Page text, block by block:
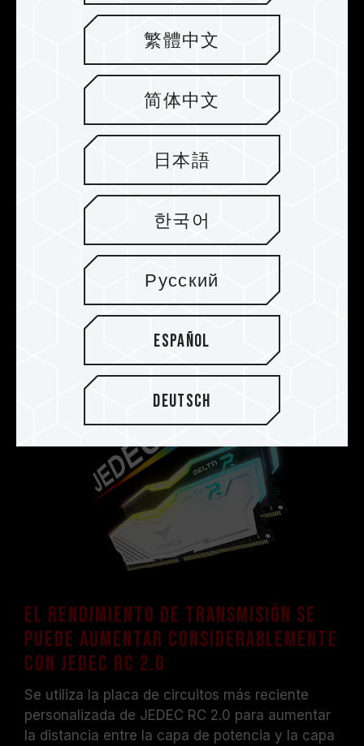
Los módulos de memoria para
videojuegos T-FORCE DELTA RGB
admiten diversos tipos de software
El módulo de memoria T-FORCE DELTA RGB es
compatible con software de ASUS Aura
Sync/GIGABYTE RGB Fusion 2.0/MSI Mystic
Light Sync/ASROCK-Polychrome Sync/BIOSTAR
Advanced VIVID LEDDJ.Este software de
control luminoso permite a los gamers controlar
los efectos de iluminación y la sincronización
de la luz con el módulo de memoria luminoso T-
FORCE DELTA RGB. Crea una estética de
colores única y deslumbrante, y ofrece un
sistema RGB espectacular.
El rendimiento de transmisión se
puede aumentar considerablemente
con JEDEC RC 2.0
Se utiliza la placa de circuitos más reciente
personalizada de JEDEC RC 2.0 para aumentar
la distancia entre la capa de potencia y la capa
繁體中文
简体中文
日本語
한국어
Русский
Español
Deutsch